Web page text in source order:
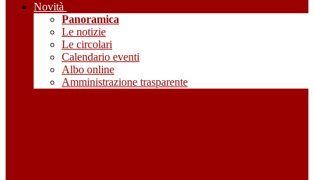
Novità
Panoramica
Le notizie
Le circolari
Calendario eventi
Albo online
Amministrazione trasparente